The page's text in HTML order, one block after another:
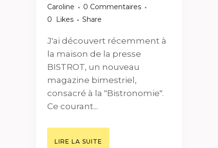
Caroline
0 Commentaires
0
Likes Share
J'ai découvert récemment à
la maison de la presse
BISTROT, un nouveau
magazine bimestriel,
consacré à la "Bistronomie".
Ce courant...
LIRE LA SUITE